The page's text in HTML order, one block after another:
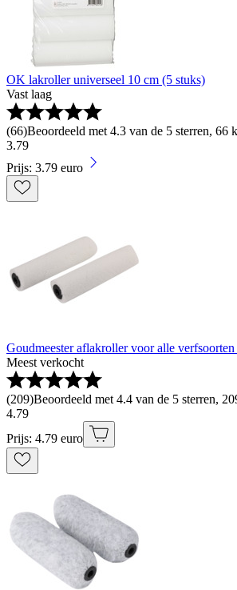
OK lakroller universeel 10 cm (5 stuks)
Vast laag
(66)Beoordeeld met 4.3 van de 5 sterren, 66
3.79
Prijs: 3.79 euro
Goudmeester aflakroller voor alle
Meest verkocht
(209)Beoordeeld met 4.4 van de 5 sterren,
4.79
Prijs: 4.79 euro